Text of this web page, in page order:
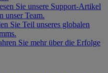
Sie unsere Support-Artikel
unser Team.
Sie Teil unseres globalen
Sie mehr über die Erfolge